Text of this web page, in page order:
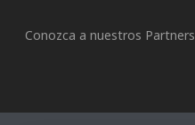
Conozca a nuestros Partners